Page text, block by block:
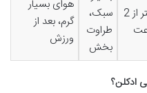
کمتر از 2
سبک،
طراوت
بخش
هوای بسیار
گرم، بعد از
ورزش
ادکلن؟